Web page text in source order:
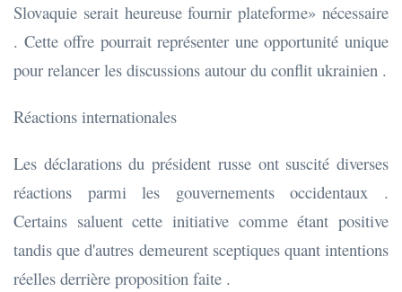
Slovaquie serait heureuse fournir plateforme» nécessaire
. Cette offre pourrait représenter une opportunité unique
pour relancer les discussions autour du conflit ukrainien .
Réactions internationales
Les déclarations du président russe ont suscité diverses
réactions parmi les gouvernements occidentaux .
Certains saluent cette initiative comme étant positive
tandis que d'autres demeurent sceptiques quant intentions
réelles derrière proposition faite .